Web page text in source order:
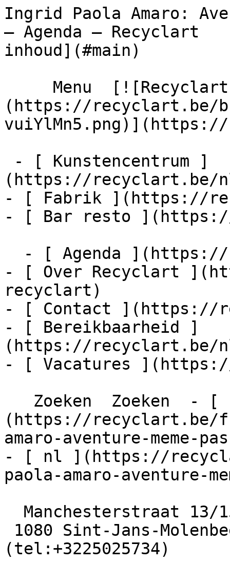
Ingrid Paola Amaro:
– Agenda –
inhoud](#main)
(https://recyclart.be/
(https://recyclart.be/
- [ Fabrik ](https://
- [ Bar resto
- [ Over Recyclart
recyclart)
- [ Contact ](https://
- [ Bereikbaarheid ]
(https://recyclart.be/
- [ Vacatures
(https://recyclart.be/
amaro-aventure-meme-
- [ nl ](https://
paola-amaro-aventure-
(tel:+3225025734)